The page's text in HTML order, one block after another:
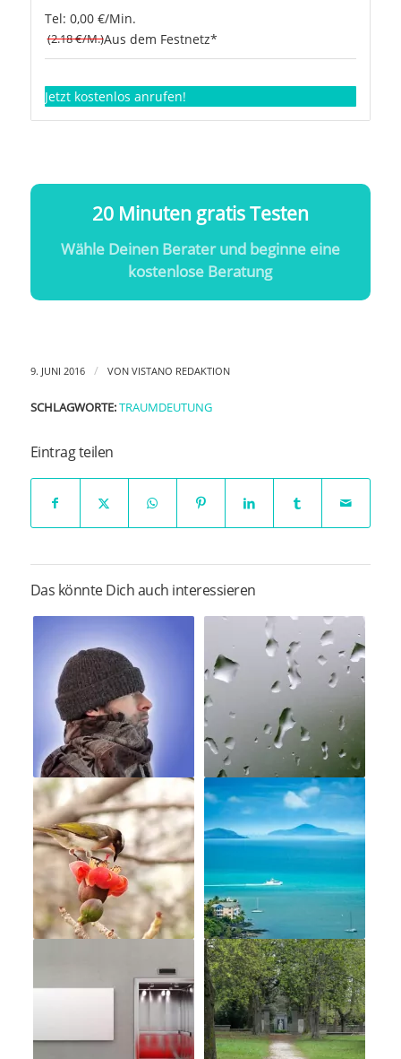
Tel: 0,00 €/Min.
(2.18 €/M.)Aus dem Festnetz*
Jetzt kostenlos anrufen!
20 Minuten gratis Testen
Wähle Deinen Berater und beginne eine
kostenlose Beratung
9. JUNI 2016 / VON VISTANO REDAKTION
SCHLAGWORTE: TRAUMDEUTUNG
Eintrag teilen
Das könnte Dich auch interessieren